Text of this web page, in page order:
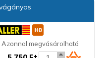
Azonnal megvásárolható